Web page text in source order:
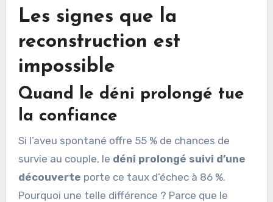
Les signes que la
reconstruction est
impossible
Quand le déni prolongé tue
la confiance
Si l’aveu spontané offre 55 % de chances de
survie au couple, le déni prolongé suivi d’une
découverte porte ce taux d’échec à 86 %.
Pourquoi une telle différence ? Parce que le